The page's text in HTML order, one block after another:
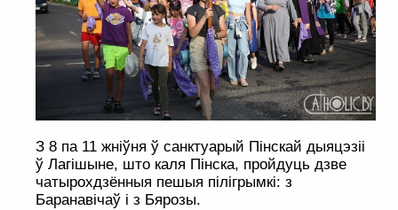
З 8 па 11 жніўня ў санктуарый Пінскай дыяцэзіі
ў Лагішыне, што каля Пінска, пройдуць дзве
чатырохдзённыя пешыя пілігрымкі: з
Баранавічаў і з Бярозы.